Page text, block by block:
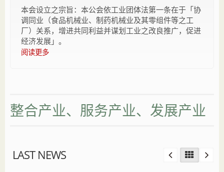
本会设立之宗旨：本公会依工业团体法第一条在于「协
调同业（食品机械业、制药机械业及其零组件等之工
厂）关系，增进共同利益并谋划工业之改良推广，促进
经济发展」。
阅读更多
整合产业、服务产业、发展产业
LAST NEWS